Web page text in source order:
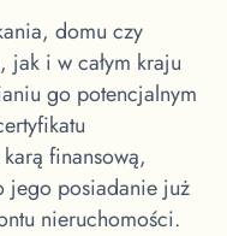
domu czy
, jak i w całym kraju
go potencjalnym
finansową,
jego posiadanie już
nieruchomości.